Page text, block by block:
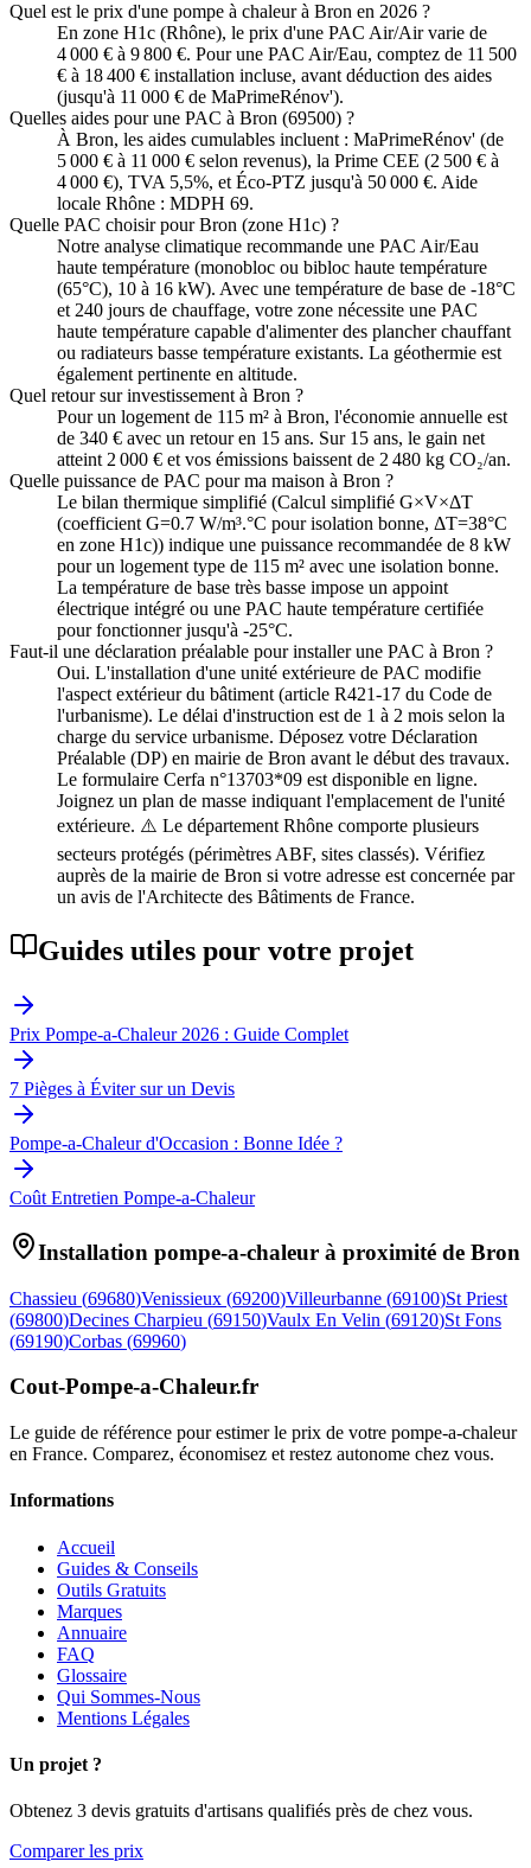
Quel est le prix d'une pompe à chaleur à Bron en 2026 ?
En zone H1c (Rhône), le prix d'une PAC Air/Air varie de
4 000 € à 9 800 €. Pour une PAC Air/Eau, comptez de 11 500
€ à 18 400 € installation incluse, avant déduction des aides
(jusqu'à 11 000 € de MaPrimeRénov').
Quelles aides pour une PAC à Bron (69500) ?
À Bron, les aides cumulables incluent : MaPrimeRénov' (de
5 000 € à 11 000 € selon revenus), la Prime CEE (2 500 € à
4 000 €), TVA 5,5%, et Éco-PTZ jusqu'à 50 000 €. Aide
locale Rhône : MDPH 69.
Quelle PAC choisir pour Bron (zone H1c) ?
Notre analyse climatique recommande une PAC Air/Eau
haute température (monobloc ou bibloc haute température
(65°C), 10 à 16 kW). Avec une température de base de -18°C
et 240 jours de chauffage, votre zone nécessite une PAC
haute température capable d'alimenter des plancher chauffant
ou radiateurs basse température existants. La géothermie est
également pertinente en altitude.
Quel retour sur investissement à Bron ?
Pour un logement de 115 m² à Bron, l'économie annuelle est
de 340 € avec un retour en 15 ans. Sur 15 ans, le gain net
atteint 2 000 € et vos émissions baissent de 2 480 kg CO₂/an.
Quelle puissance de PAC pour ma maison à Bron ?
Le bilan thermique simplifié (Calcul simplifié G×V×ΔT
(coefficient G=0.7 W/m³.°C pour isolation bonne, ΔT=38°C
en zone H1c)) indique une puissance recommandée de 8 kW
pour un logement type de 115 m² avec une isolation bonne.
La température de base très basse impose un appoint
électrique intégré ou une PAC haute température certifiée
pour fonctionner jusqu'à -25°C.
Faut-il une déclaration préalable pour installer une PAC à Bron ?
Oui. L'installation d'une unité extérieure de PAC modifie
l'aspect extérieur du bâtiment (article R421-17 du Code de
l'urbanisme). Le délai d'instruction est de 1 à 2 mois selon la
charge du service urbanisme. Déposez votre Déclaration
Préalable (DP) en mairie de Bron avant le début des travaux.
Le formulaire Cerfa n°13703*09 est disponible en ligne.
Joignez un plan de masse indiquant l'emplacement de l'unité
extérieure. ⚠️ Le département Rhône comporte plusieurs
secteurs protégés (périmètres ABF, sites classés). Vérifiez
auprès de la mairie de Bron si votre adresse est concernée par
un avis de l'Architecte des Bâtiments de France.
Guides utiles pour votre projet
Prix Pompe-a-Chaleur 2026 : Guide Complet
7 Pièges à Éviter sur un Devis
Pompe-a-Chaleur d'Occasion : Bonne Idée ?
Coût Entretien Pompe-a-Chaleur
Installation pompe-a-chaleur à proximité de Bron
Chassieu (69680)Venissieux (69200)Villeurbanne (69100)St Priest
(69800)Decines Charpieu (69150)Vaulx En Velin (69120)St Fons
(69190)Corbas (69960)
Cout-Pompe-a-Chaleur.fr
Le guide de référence pour estimer le prix de votre pompe-a-chaleur
en France. Comparez, économisez et restez autonome chez vous.
Informations
Accueil
Guides & Conseils
Outils Gratuits
Marques
Annuaire
FAQ
Glossaire
Qui Sommes-Nous
Mentions Légales
Un projet ?
Obtenez 3 devis gratuits d'artisans qualifiés près de chez vous.
Comparer les prix